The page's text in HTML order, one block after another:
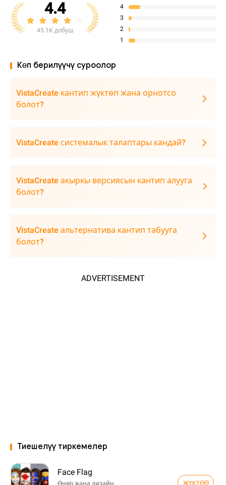
4.4
45.1K добуш
4
3
2
1
Көп берилүүчү суроолор
VistaCreate кантип жүктөп жана орнотсо
болот?
VistaCreate системалык талаптары кандай?
VistaCreate акыркы версиясын кантип алууга
болот?
VistaCreate альтернатива кантип табууга
болот?
ADVERTISEMENT
Тиешелүү тиркемелер
Face Flag
Өнөр жана дизайн ЖҮКТӨӨ